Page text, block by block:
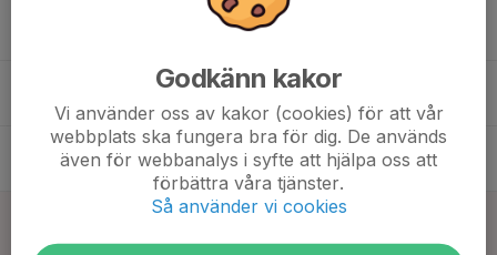
Godkänn kakor
Vi använder oss av kakor (cookies) för att vår
webbplats ska fungera bra för dig. De används
även för webbanalys i syfte att hjälpa oss att
förbättra våra tjänster.
Så använder vi cookies